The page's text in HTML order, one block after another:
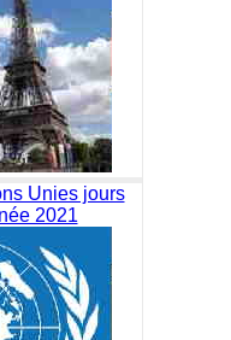
Unies jours
2021